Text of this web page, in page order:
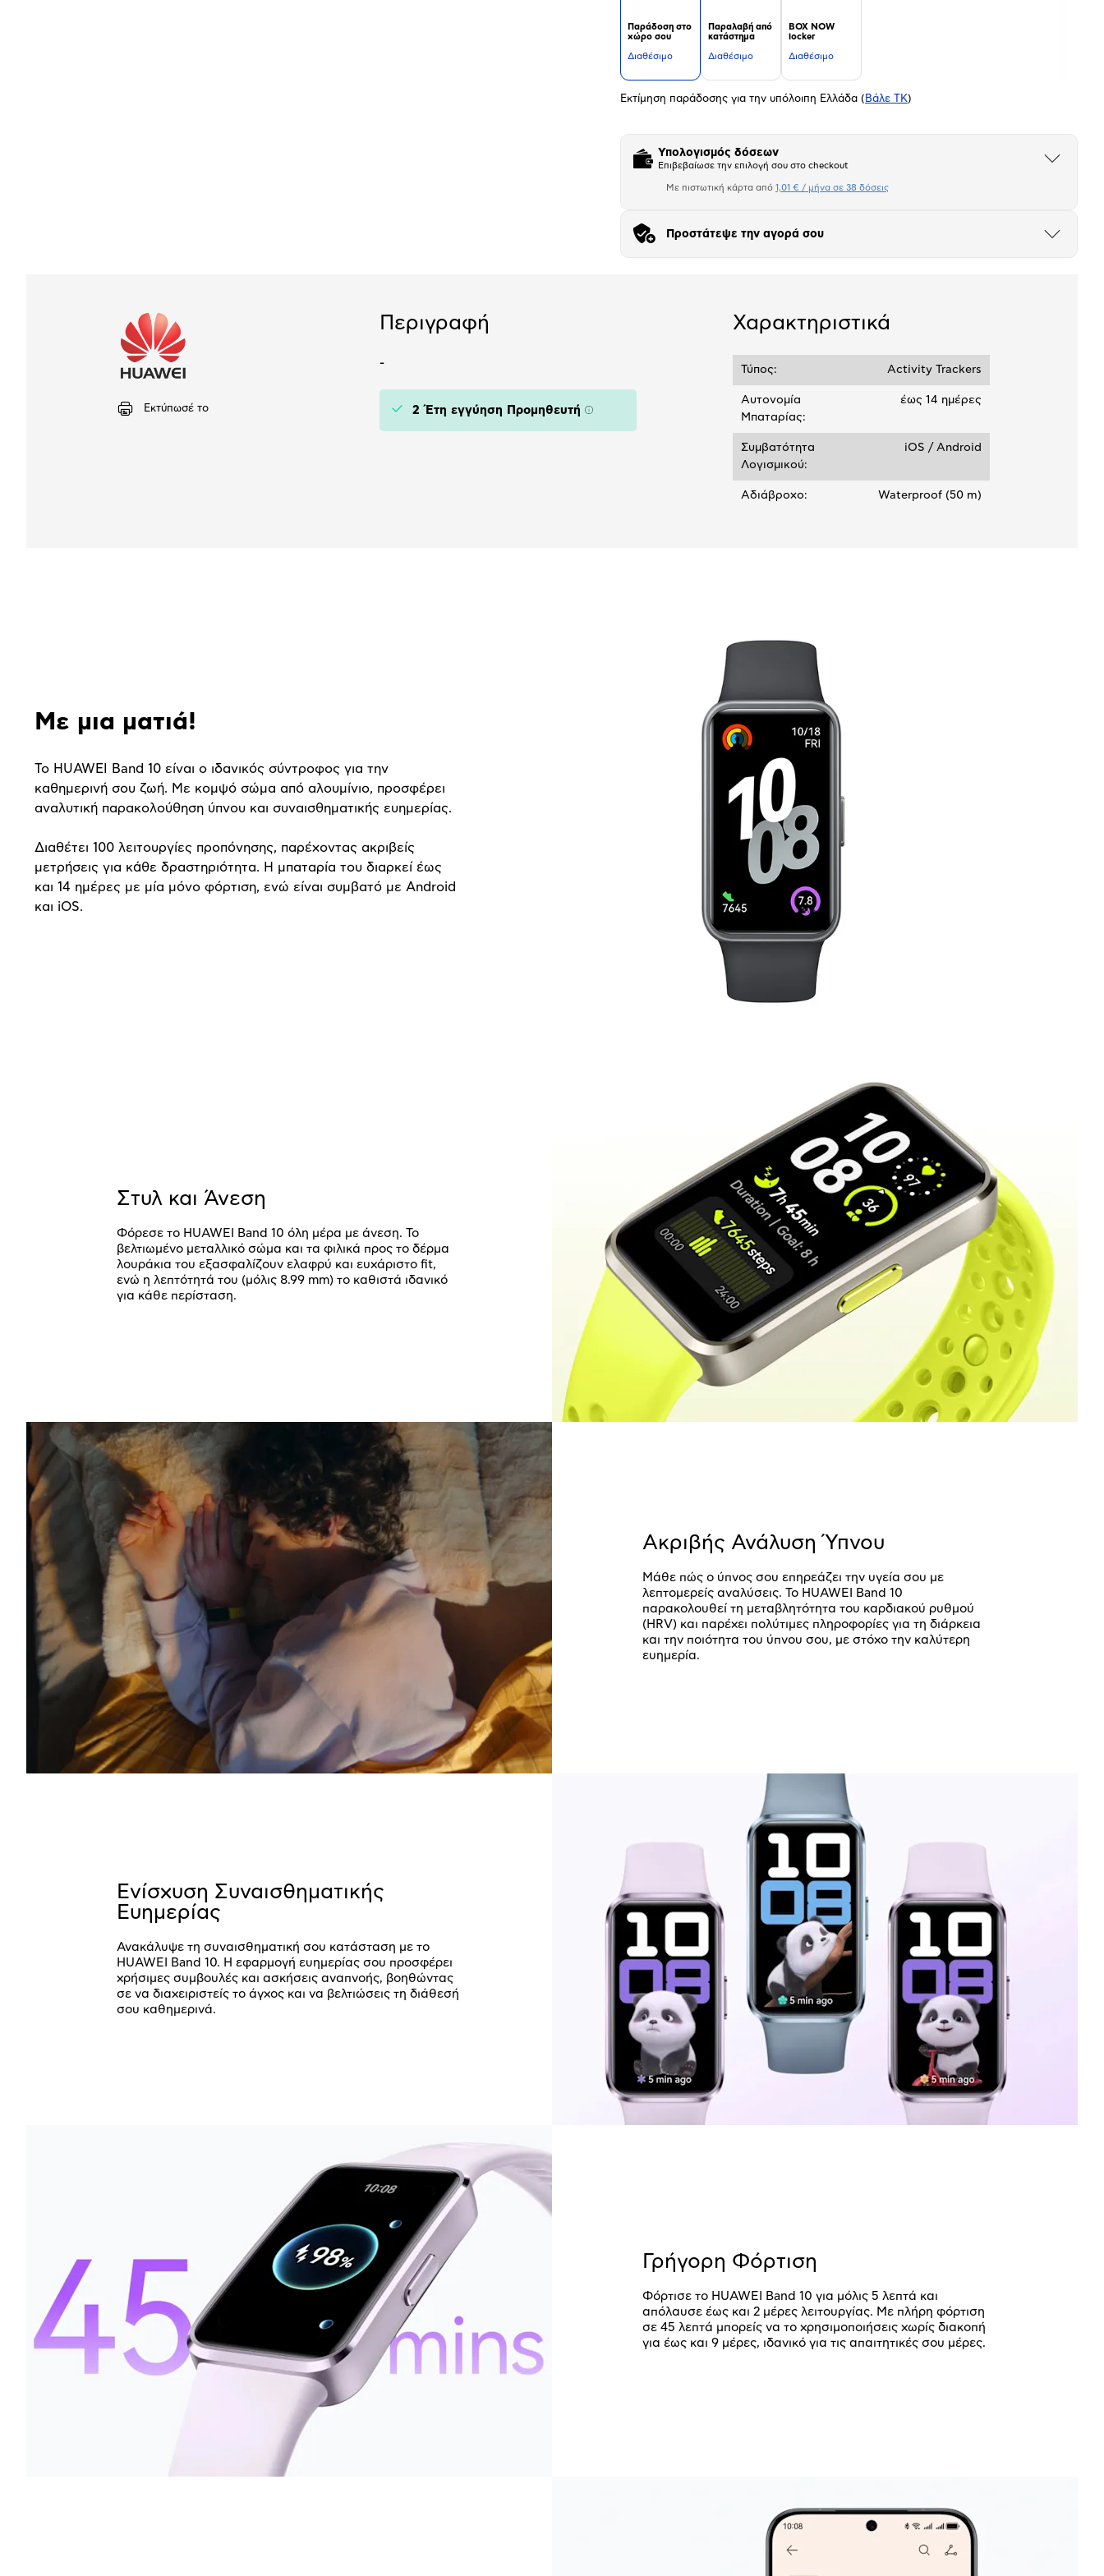
Παράδοση στο
χώρο σου
Διαθέσιμο
Παραλαβή από
κατάστημα
Διαθέσιμο
BOX NOW
locker
Διαθέσιμο
Εκτίμηση παράδοσης για την υπόλοιπη Ελλάδα ( Βάλε ΤΚ)
Υπολογισμός δόσεων
Επιβεβαίωσε την επιλογή σου στο checkout
Άνοιξε
Αριθμός δόσεων
Με πιστωτική κάρτα από 1,01 € / μήνα σε 38 δόσεις
Προστάτεψε την αγορά σου
Άνοιξε
Εκτύπωσέ το
Περιγραφή
-
2 Έτη εγγύηση Προμηθευτή Πληροφορίες
Χαρακτηριστικά
Τύπος: Activity Trackers
Αυτονομία
Μπαταρίας:
έως 14 ημέρες
Συμβατότητα
Λογισμικού:
iOS / Android
Αδιάβροχο: Waterproof (50 m)
Με μια ματιά!
Το HUAWEI Band 10 είναι ο ιδανικός σύντροφος για την
καθημερινή σου ζωή. Με κομψό σώμα από αλουμίνιο, προσφέρει
αναλυτική παρακολούθηση ύπνου και συναισθηματικής ευημερίας.
Διαθέτει 100 λειτουργίες προπόνησης, παρέχοντας ακριβείς
μετρήσεις για κάθε δραστηριότητα. Η μπαταρία του διαρκεί έως
και 14 ημέρες με μία μόνο φόρτιση, ενώ είναι συμβατό με Android
και iOS.
Στυλ και Άνεση
Φόρεσε το HUAWEI Band 10 όλη μέρα με άνεση. Το
βελτιωμένο μεταλλικό σώμα και τα φιλικά προς το δέρμα
λουράκια του εξασφαλίζουν ελαφρύ και ευχάριστο fit,
ενώ η λεπτότητά του (μόλις 8.99 mm) το καθιστά ιδανικό
για κάθε περίσταση.
Ακριβής Ανάλυση Ύπνου
Μάθε πώς ο ύπνος σου επηρεάζει την υγεία σου με
λεπτομερείς αναλύσεις. Το HUAWEI Band 10
παρακολουθεί τη μεταβλητότητα του καρδιακού ρυθμού
(HRV) και παρέχει πολύτιμες πληροφορίες για τη διάρκεια
και την ποιότητα του ύπνου σου, με στόχο την καλύτερη
ευημερία.
Ενίσχυση Συναισθηματικής
Ευημερίας
Ανακάλυψε τη συναισθηματική σου κατάσταση με το
HUAWEI Band 10. Η εφαρμογή ευημερίας σου προσφέρει
χρήσιμες συμβουλές και ασκήσεις αναπνοής, βοηθώντας
σε να διαχειριστείς το άγχος και να βελτιώσεις τη διάθεσή
σου καθημερινά.
Γρήγορη Φόρτιση
Φόρτισε το HUAWEI Band 10 για μόλις 5 λεπτά και
απόλαυσε έως και 2 μέρες λειτουργίας. Με πλήρη φόρτιση
σε 45 λεπτά μπορείς να το χρησιμοποιήσεις χωρίς διακοπή
για έως και 9 μέρες, ιδανικό για τις απαιτητικές σου μέρες.